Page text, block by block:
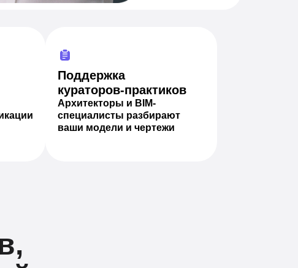
Поддержка
кураторов-практиков
Архитекторы и BIM-
специалисты разбирают
ваши модели и чертежи